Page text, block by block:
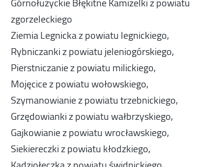
zgorzeleckiego
Ziemia Legnicka z powiatu legnickiego,
Rybniczanki z powiatu jeleniogórskiego,
Pierstniczanie z powiatu milickiego,
Mojęcice z powiatu wołowskiego,
Szymanowianie z powiatu trzebnickiego,
Grzędowianki z powiatu wałbrzyskiego,
Gajkowianie z powiatu wrocławskiego,
Siekiereczki z powiatu kłodzkiego,